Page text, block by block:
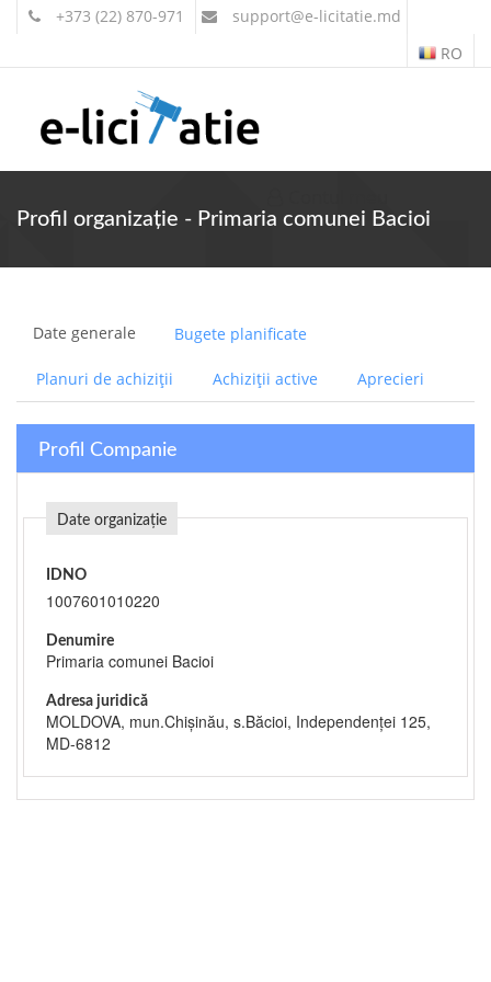
+373 (22) 870-971 support@e-licitatie.md
RO
Profil organizație - Primaria comunei Bacioi
Date generale Bugete planificate
Planuri de achiziții Achiziții active Aprecieri
Profil Companie
Date organizație
IDNO
1007601010220
Denumire
Primaria comunei Bacioi
Adresa juridică
MOLDOVA, mun.Chişinău, s.Băcioi, Independenței 125,
MD-6812